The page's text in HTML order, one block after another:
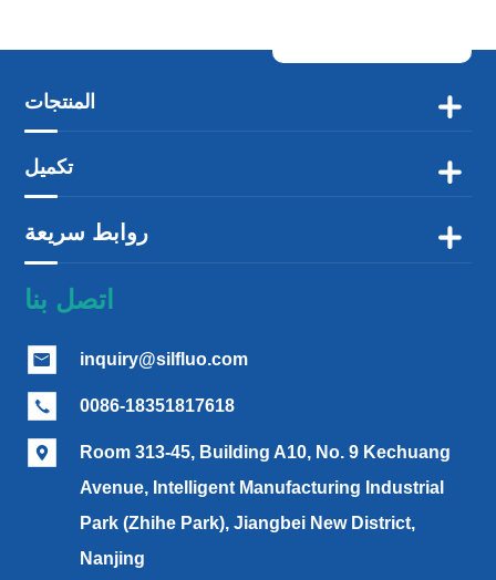
المنتجات 
تكميل 
روابط سريعة 
اتصل بنا
 inquiry@silfluo.com
 0086-18351817618

Room 313-45, Building A10, No. 9 Kechuang
Avenue, Intelligent Manufacturing Industrial
Park (Zhihe Park), Jiangbei New District,
Nanjing